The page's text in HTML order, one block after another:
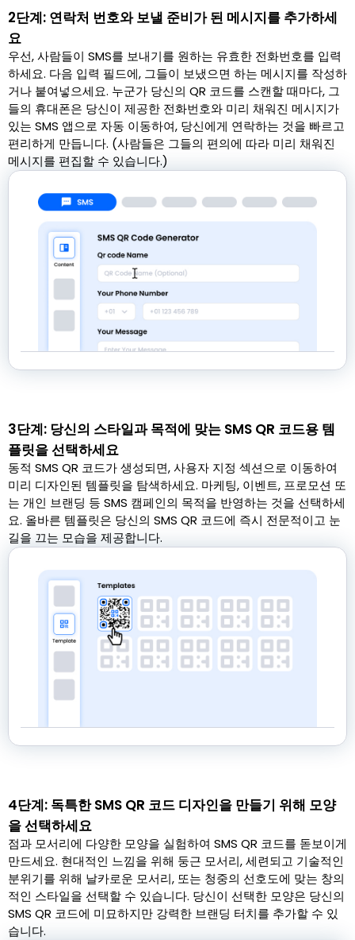
2단계: 연락처 번호와 보낼 준비가 된 메시지를 추가하세
요
우선, 사람들이 SMS를 보내기를 원하는 유효한 전화번호를 입력
하세요. 다음 입력 필드에, 그들이 보냈으면 하는 메시지를 작성하
거나 붙여넣으세요. 누군가 당신의 QR 코드를 스캔할 때마다, 그
들의 휴대폰은 당신이 제공한 전화번호와 미리 채워진 메시지가
있는 SMS 앱으로 자동 이동하여, 당신에게 연락하는 것을 빠르고
편리하게 만듭니다. (사람들은 그들의 편의에 따라 미리 채워진
메시지를 편집할 수 있습니다.)
3단계: 당신의 스타일과 목적에 맞는 SMS QR 코드용 템
플릿을 선택하세요
동적 SMS QR 코드가 생성되면, 사용자 지정 섹션으로 이동하여
미리 디자인된 템플릿을 탐색하세요. 마케팅, 이벤트, 프로모션 또
는 개인 브랜딩 등 SMS 캠페인의 목적을 반영하는 것을 선택하세
요. 올바른 템플릿은 당신의 SMS QR 코드에 즉시 전문적이고 눈
길을 끄는 모습을 제공합니다.
4단계: 독특한 SMS QR 코드 디자인을 만들기 위해 모양
을 선택하세요
점과 모서리에 다양한 모양을 실험하여 SMS QR 코드를 돋보이게
만드세요. 현대적인 느낌을 위해 둥근 모서리, 세련되고 기술적인
분위기를 위해 날카로운 모서리, 또는 청중의 선호도에 맞는 창의
적인 스타일을 선택할 수 있습니다. 당신이 선택한 모양은 당신의
SMS QR 코드에 미묘하지만 강력한 브랜딩 터치를 추가할 수 있
습니다.